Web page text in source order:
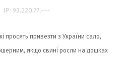
IP: 93.220.77.---
просять привезти з України сало,
якщо свині росли на дошках